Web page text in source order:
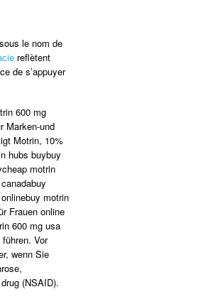
le nom de
reflètent
de s’appuyer
600 mg
Marken-und
Motrin, 10%
hubs buybuy
motrin
motrin
Frauen online
600 mg usa
Vor
wenn Sie
(NSAID).